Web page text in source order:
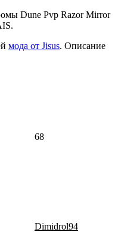
Dune Pvp Razor Mirror
мода от Jisus. Описание
68
Dimidrol94